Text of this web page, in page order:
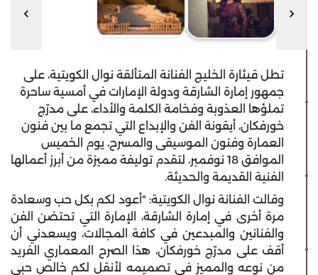
تطل قيثارة الخليج الفنانة المتألقة نوال الكويتية، على
جمهور إمارة الشارقة ودولة الإمارات في أمسية ساحرة
تملؤها العذوبة وفخامة الكلمة والأداء، على مدرّج
خورفكان، أيقونة الفن والإبداع التي تجمع ما بين فنون
العمارة وفنون الموسيقى والمسرح، يوم الخميس
الموافق 18 نوفمبر، لتقدم توليفة مميزة من أبرز أعمالها
الفنية القديمة والحديثة.
وقالت الفنانة نوال الكويتية: "أعود لكم بكل حب وسعادة
مرة أخرى في إمارة الشارقة، الإمارة التي تحتضن الفن
والفنانين والمبدعين في كافة المجالات، ويسعدني أن
أقف على مدرّج خورفكان، هذا الصرح المعماري الفريد
من نوعه والمميز في تصميمه لأنقل لكم خالص حبي